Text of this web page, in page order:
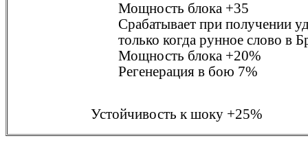
Мощность блока +35
Срабатывает при получении
только когда рунное слово в
Мощность блока +20%
Регенерация в бою 7%
Устойчивость к шоку +25%